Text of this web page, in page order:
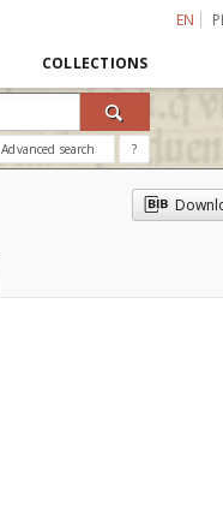
EN
COLLECTIONS
Advanced search ?